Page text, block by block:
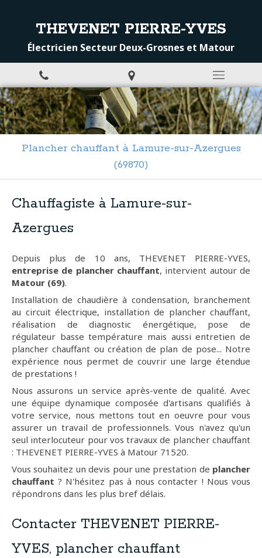
THEVENET PIERRE-YVES
Électricien Secteur Deux-Grosnes et Matour
Plancher chauffant à Lamure-sur-Azergues
(69870)
Chauffagiste à Lamure-sur-
Azergues
Depuis plus de 10 ans, THEVENET PIERRE-YVES,
entreprise de plancher chauffant, intervient autour de
Matour (69).
Installation de chaudière à condensation, branchement
au circuit électrique, installation de plancher chauffant,
réalisation de diagnostic énergétique, pose de
régulateur basse température mais aussi entretien de
plancher chauffant ou création de plan de pose... Notre
expérience nous permet de couvrir une large étendue
de prestations !
Nous assurons un service après-vente de qualité. Avec
une équipe dynamique composée d'artisans qualifiés à
votre service, nous mettons tout en oeuvre pour vous
assurer un travail de professionnels. Vous n'avez qu'un
seul interlocuteur pour vos travaux de plancher chauffant
: THEVENET PIERRE-YVES à Matour 71520.
Vous souhaitez un devis pour une prestation de plancher
chauffant ? N'hésitez pas à nous contacter ! Nous vous
répondrons dans les plus bref délais.
Contacter THEVENET PIERRE-
YVES, plancher chauffant